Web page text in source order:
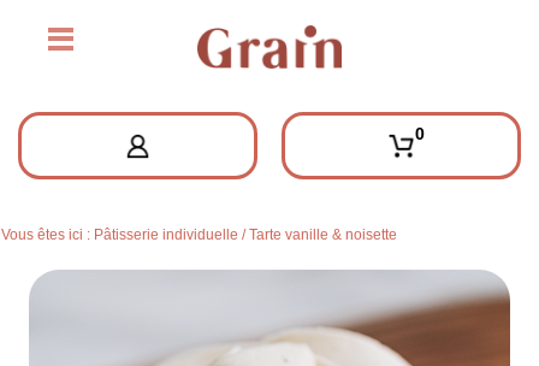
0
Vous êtes ici : Pâtisserie individuelle / Tarte vanille & noisette